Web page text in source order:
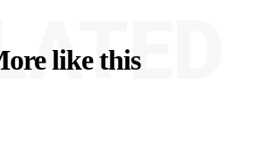
like this